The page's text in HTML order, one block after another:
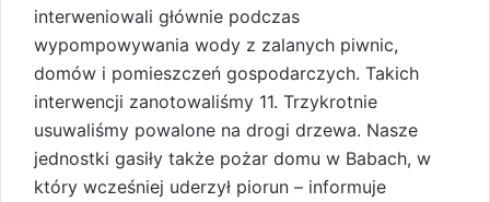
interweniowali głównie podczas
wypompowywania wody z zalanych piwnic,
domów i pomieszczeń gospodarczych. Takich
interwencji zanotowaliśmy 11. Trzykrotnie
usuwaliśmy powalone na drogi drzewa. Nasze
jednostki gasiły także pożar domu w Babach, w
który wcześniej uderzył piorun – informuje